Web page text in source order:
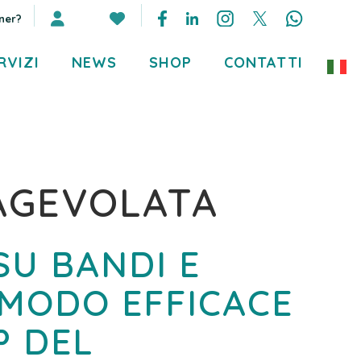
NEWS SHOP CONTATTI
BANDI E
EFFICACE
DEL